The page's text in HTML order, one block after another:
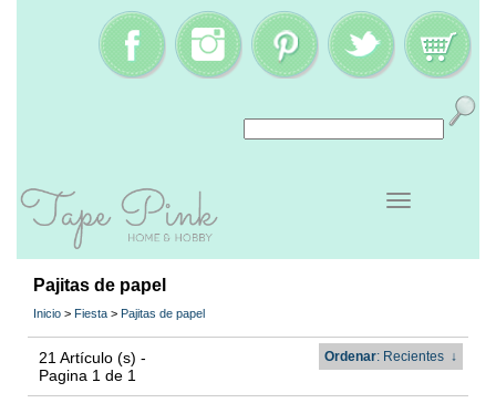
Pajitas de papel
Inicio > Fiesta > Pajitas de papel
21 Artículo (s) -
Pagina 1 de 1
Ordenar: Recientes↓